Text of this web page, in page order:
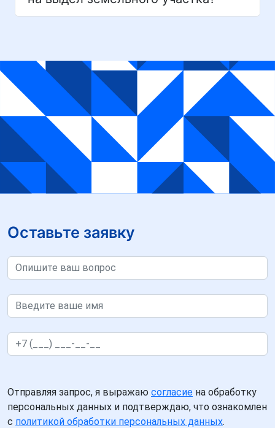
Оставьте заявку
Отправляя запрос, я выражаю согласие на обработку
персональных данных и подтверждаю, что ознакомлен
с политикой обработки персональных данных.